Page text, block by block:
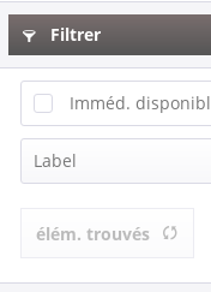
Filtrer
Imméd.
Label
élém. trouvés